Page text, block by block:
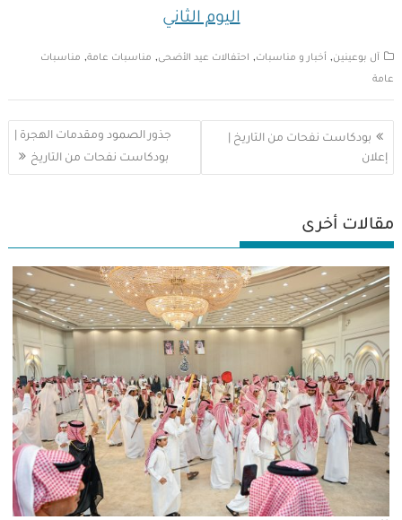
اليوم الثاني
آل بوعينين, أخبار و مناسبات, احتفالات عيد الأضحى, مناسبات عامة, مناسبات
عامة
تصفّح
المقالات
بودكاست نفحات من التاريخ |
إعلان
جذور الصمود ومقدمات الهجرة |
بودكاست نفحات من التاريخ
مقالات أخرى